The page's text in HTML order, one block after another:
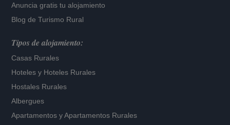
Anuncia gratis tu alojamiento
Blog de Turismo Rural
Tipos de alojamiento:
Casas Rurales
Hoteles y Hoteles Rurales
Hostales Rurales
Albergues
Apartamentos yApartamentos Rurales